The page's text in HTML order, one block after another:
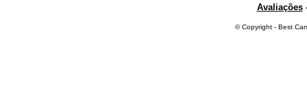
Avaliações
© Copyright - Best